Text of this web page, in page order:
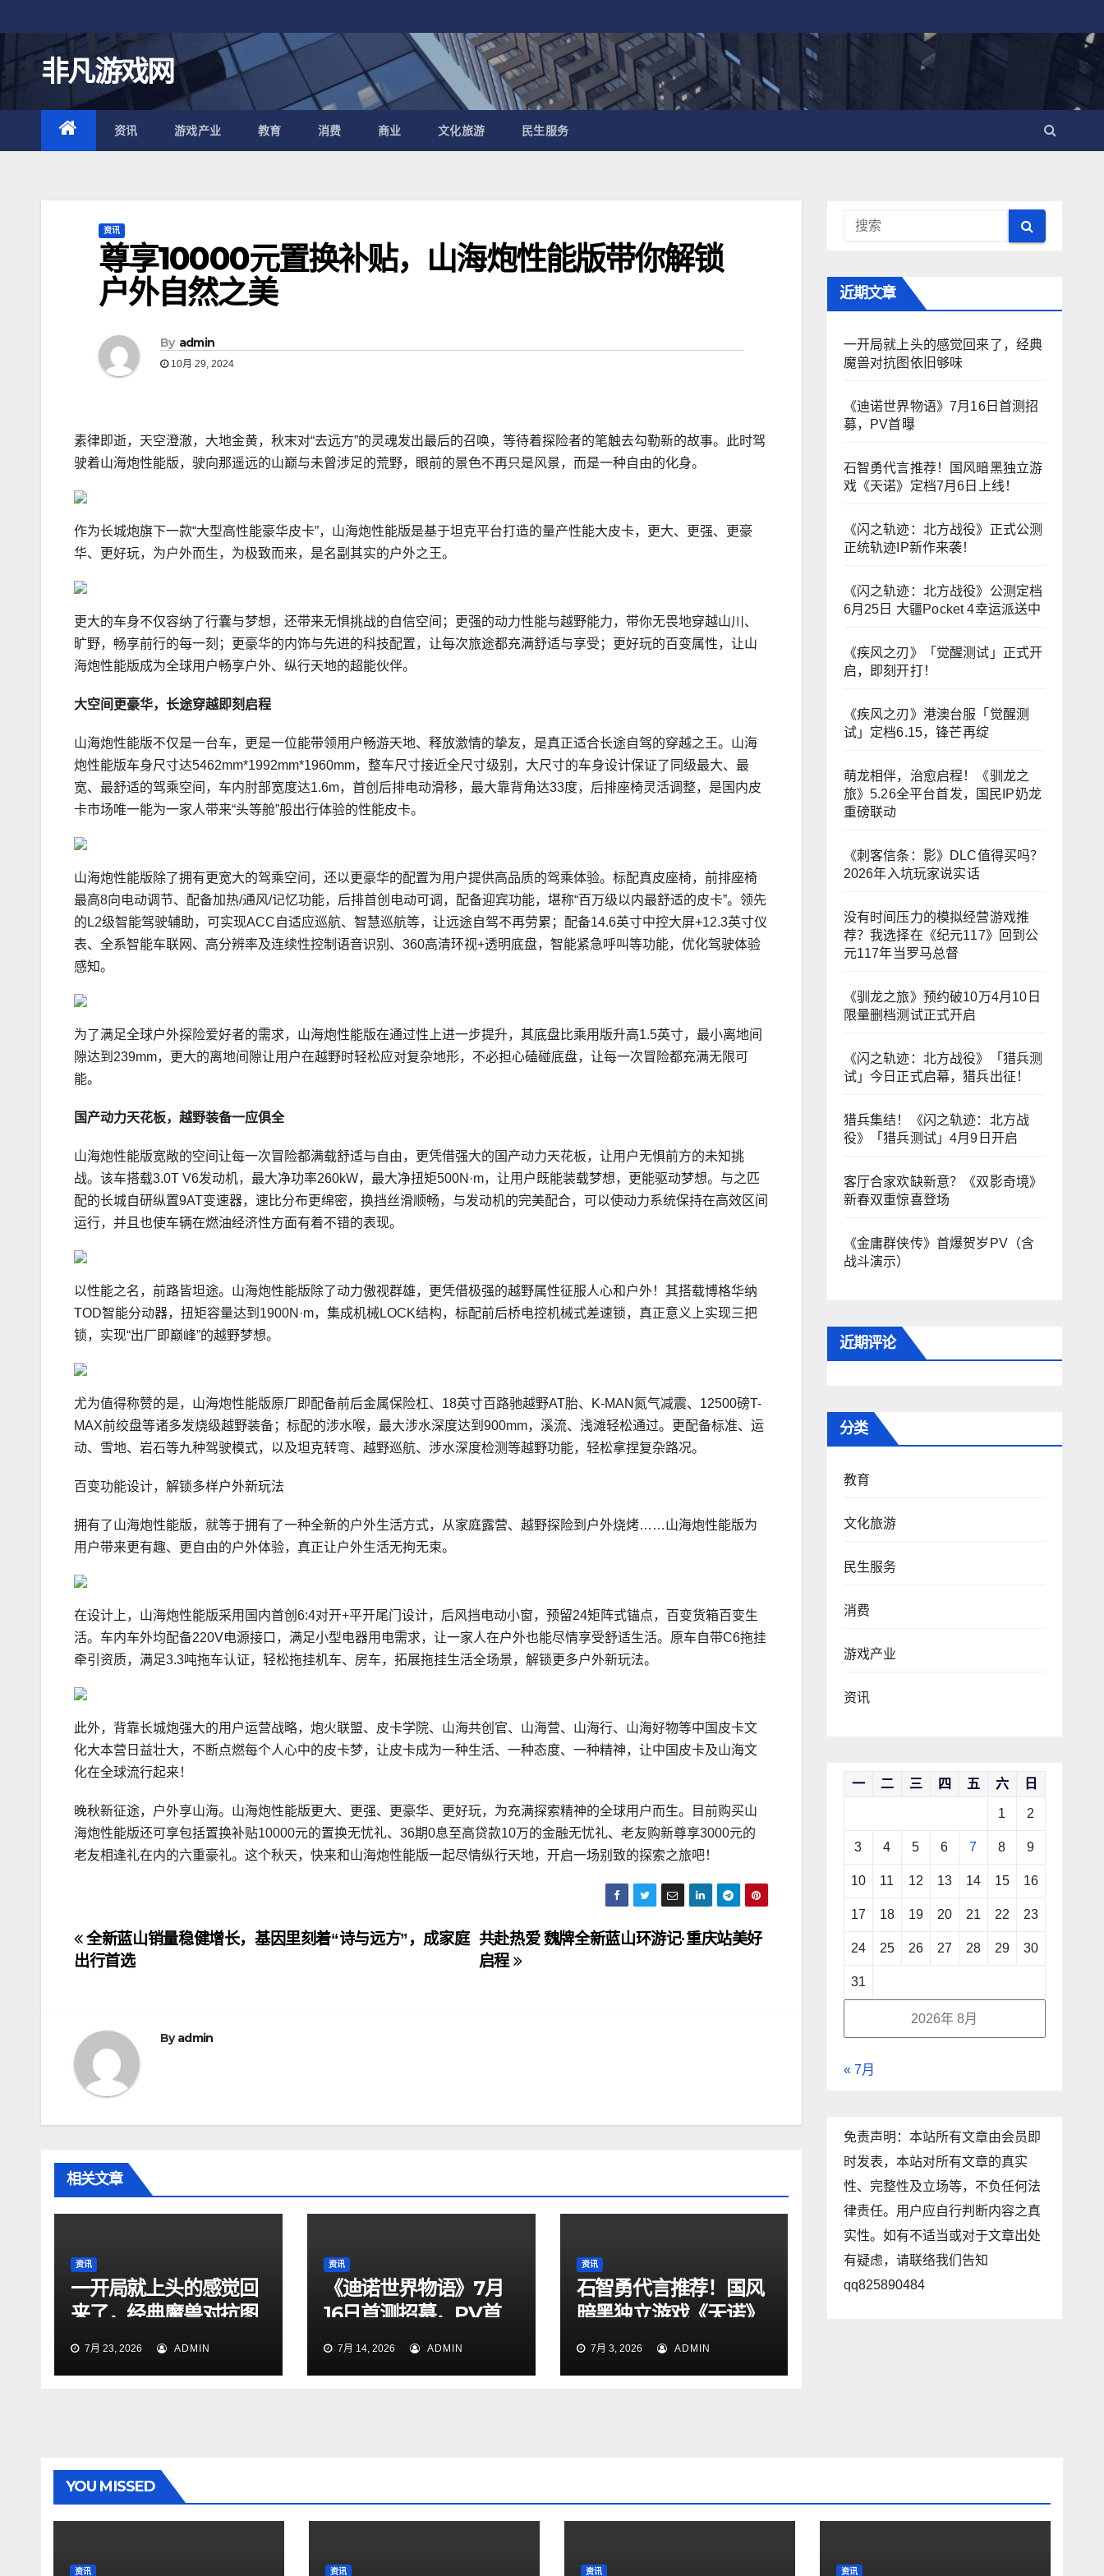
至
内
容
非凡游戏网
资讯 游戏产业 教育 消费 商业 文化旅游 民生服务
资讯
尊享10000元置换补贴，山海炮性能版带你解锁
户外自然之美
By admin
10月 29, 2024
素律即逝，天空澄澈，大地金黄，秋末对“去远方”的灵魂发出最后的召唤，等待着探险者的笔触去勾勒新的故事。此时驾
驶着山海炮性能版，驶向那遥远的山巅与未曾涉足的荒野，眼前的景色不再只是风景，而是一种自由的化身。
作为长城炮旗下一款“大型高性能豪华皮卡”，山海炮性能版是基于坦克平台打造的量产性能大皮卡，更大、更强、更豪
华、更好玩，为户外而生，为极致而来，是名副其实的户外之王。
更大的车身不仅容纳了行囊与梦想，还带来无惧挑战的自信空间；更强的动力性能与越野能力，带你无畏地穿越山川、
旷野，畅享前行的每一刻；更豪华的内饰与先进的科技配置，让每次旅途都充满舒适与享受；更好玩的百变属性，让山
海炮性能版成为全球用户畅享户外、纵行天地的超能伙伴。
大空间更豪华， 长途穿越即刻启程
山海炮性能版不仅是一台车，更是一位能带领用户畅游天地、释放激情的挚友，是真正适合长途自驾的穿越之王。山海
炮性能版车身尺寸达5462mm*1992mm*1960mm，整车尺寸接近全尺寸级别，大尺寸的车身设计保证了同级最大、最
宽、最舒适的驾乘空间，车内肘部宽度达1.6m，首创后排电动滑移，最大靠背角达33度，后排座椅灵活调整，是国内皮
卡市场唯一能为一家人带来“头等舱”般出行体验的性能皮卡。
山海炮性能版除了拥有更宽大的驾乘空间，还以更豪华的配置为用户提供高品质的驾乘体验。标配真皮座椅，前排座椅
最高8向电动调节、配备加热/通风/记忆功能，后排首创电动可调，配备迎宾功能，堪称“百万级以内最舒适的皮卡”。领先
的L2级智能驾驶辅助，可实现ACC自适应巡航、智慧巡航等，让远途自驾不再劳累；配备14.6英寸中控大屏+12.3英寸仪
表、全系智能车联网、高分辨率及连续性控制语音识别、360高清环视+透明底盘，智能紧急呼叫等功能，优化驾驶体验
感知。
为了满足全球户外探险爱好者的需求，山海炮性能版在通过性上进一步提升，其底盘比乘用版升高1.5英寸，最小离地间
隙达到239mm，更大的离地间隙让用户在越野时轻松应对复杂地形，不必担心磕碰底盘，让每一次冒险都充满无限可
能。
国产动力天花板，越野装备一应俱全
山海炮性能版宽敞的空间让每一次冒险都满载舒适与自由，更凭借强大的国产动力天花板，让用户无惧前方的未知挑
战。该车搭载3.0T V6发动机，最大净功率260kW，最大净扭矩500N·m，让用户既能装载梦想，更能驱动梦想。与之匹
配的长城自研纵置9AT变速器，速比分布更绵密，换挡丝滑顺畅，与发动机的完美配合，可以使动力系统保持在高效区间
运行，并且也使车辆在燃油经济性方面有着不错的表现。
以性能之名，前路皆坦途。山海炮性能版除了动力傲视群雄，更凭借极强的越野属性征服人心和户外！其搭载博格华纳
TOD智能分动器，扭矩容量达到1900N·m，集成机械LOCK结构，标配前后桥电控机械式差速锁，真正意义上实现三把
锁，实现“出厂即巅峰”的越野梦想。
尤为值得称赞的是，山海炮性能版原厂即配备前后金属保险杠、18英寸百路驰越野AT胎、K-MAN氮气减震、12500磅T-
MAX前绞盘等诸多发烧级越野装备；标配的涉水喉，最大涉水深度达到900mm，溪流、浅滩轻松通过。更配备标准、运
动、雪地、岩石等九种驾驶模式，以及坦克转弯、越野巡航、涉水深度检测等越野功能，轻松拿捏复杂路况。
百变功能设计，解锁多样户外新玩法
拥有了山海炮性能版，就等于拥有了一种全新的户外生活方式，从家庭露营、越野探险到户外烧烤……山海炮性能版为
用户带来更有趣、更自由的户外体验，真正让户外生活无拘无束。
在设计上，山海炮性能版采用国内首创6:4对开+平开尾门设计，后风挡电动小窗，预留24矩阵式锚点，百变货箱百变生
活。车内车外均配备220V电源接口，满足小型电器用电需求，让一家人在户外也能尽情享受舒适生活。原车自带C6拖挂
牵引资质，满足3.3吨拖车认证，轻松拖挂机车、房车，拓展拖挂生活全场景，解锁更多户外新玩法。
此外，背靠长城炮强大的用户运营战略，炮火联盟、皮卡学院、山海共创官、山海营、山海行、山海好物等中国皮卡文
化大本营日益壮大，不断点燃每个人心中的皮卡梦，让皮卡成为一种生活、一种态度、一种精神，让中国皮卡及山海文
化在全球流行起来！
晚秋新征途，户外享山海。山海炮性能版更大、更强、更豪华、更好玩，为充满探索精神的全球用户而生。目前购买山
海炮性能版还可享包括置换补贴10000元的置换无忧礼、36期0息至高贷款10万的金融无忧礼、老友购新尊享3000元的
老友相逢礼在内的六重豪礼。这个秋天，快来和山海炮性能版一起尽情纵行天地，开启一场别致的探索之旅吧！
文
章
航
共赴热爱 魏牌全新蓝山环游记·重庆站美好
启程
全新蓝山销量稳健增长，基因里刻着“诗与远方”，成家庭
出行首选
Byadmin
相关文章
资讯
一开局就上头的感觉回
来了，经典魔兽对抗图
依旧够味
7月 23, 2026 ADMIN
资讯
《迪诺世界物语》7月
16日首测招募，PV首
曝7月 14, 2026 ADMIN
资讯
石智勇代言推荐！国风
暗黑独立游戏《天诺》
定档7月6日上线！
7月 3, 2026 ADMIN
近期文章
一开局就上头的感觉回来了，经典
魔兽对抗图依旧够味
《迪诺世界物语》7月16日首测招
募，PV首曝
石智勇代言推荐！国风暗黑独立游
戏《天诺》定档7月6日上线！
《闪之轨迹：北方战役》正式公测
正统轨迹IP新作来袭！
《闪之轨迹：北方战役》公测定档
6月25日 大疆Pocket 4幸运派送中
《疾风之刃》「觉醒测试」正式开
启，即刻开打！
《疾风之刃》港澳台服「觉醒测
试」定档6.15，锋芒再绽
萌龙相伴，治愈启程！《驯龙之
旅》5.26全平台首发，国民IP奶龙
重磅联动
《刺客信条：影》DLC值得买吗？
2026年入坑玩家说实话
没有时间压力的模拟经营游戏推
荐？我选择在《纪元117》回到公
元117年当罗马总督
《驯龙之旅》预约破10万4月10日
限量删档测试正式开启
《闪之轨迹：北方战役》「猎兵测
试」今日正式启幕，猎兵出征！
猎兵集结！《闪之轨迹：北方战
役》「猎兵测试」4月9日开启
客厅合家欢缺新意？《双影奇境》
新春双重惊喜登场
《金庸群侠传》首爆贺岁PV（含
战斗演示）
近期评论
分类
教育
文化旅游
民生服务
消费
游戏产业
资讯
2026年 8月
一 二 三 四 五 六 日
1 2
3 4 5 6 7 8 9
10 11 12 13 14 15 16
17 18 19 20 21 22 23
24 25 26 27 28 29 30
31
« 7月
免责声明：本站所有文章由会员即
时发表，本站对所有文章的真实
性、完整性及立场等，不负任何法
律责任。用户应自行判断内容之真
实性。如有不适当或对于文章出处
有疑虑，请联络我们告知
qq825890484
YOU MISSED
资讯 资讯 资讯 资讯